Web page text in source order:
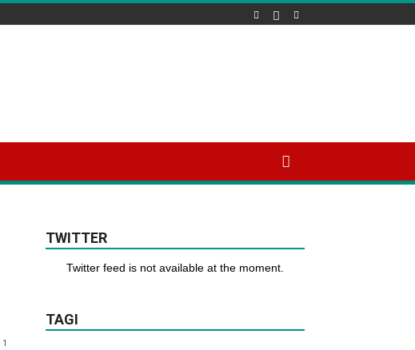
1
TWITTER
Twitter feed is not available at the moment.
TAGI